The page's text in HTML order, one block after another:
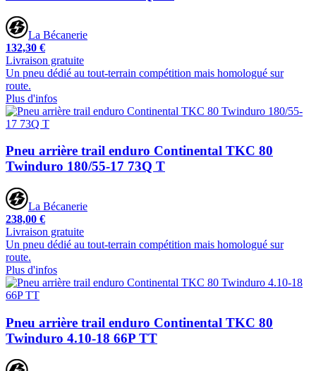
La Bécanerie
132,30 €
Livraison gratuite
Un pneu dédié au tout-terrain compétition mais homologué sur
route.
Plus d'infos
Pneu arrière trail enduro Continental TKC 80
Twinduro 180/55-17 73Q T
La Bécanerie
238,00 €
Livraison gratuite
Un pneu dédié au tout-terrain compétition mais homologué sur
route.
Plus d'infos
Pneu arrière trail enduro Continental TKC 80
Twinduro 4.10-18 66P TT